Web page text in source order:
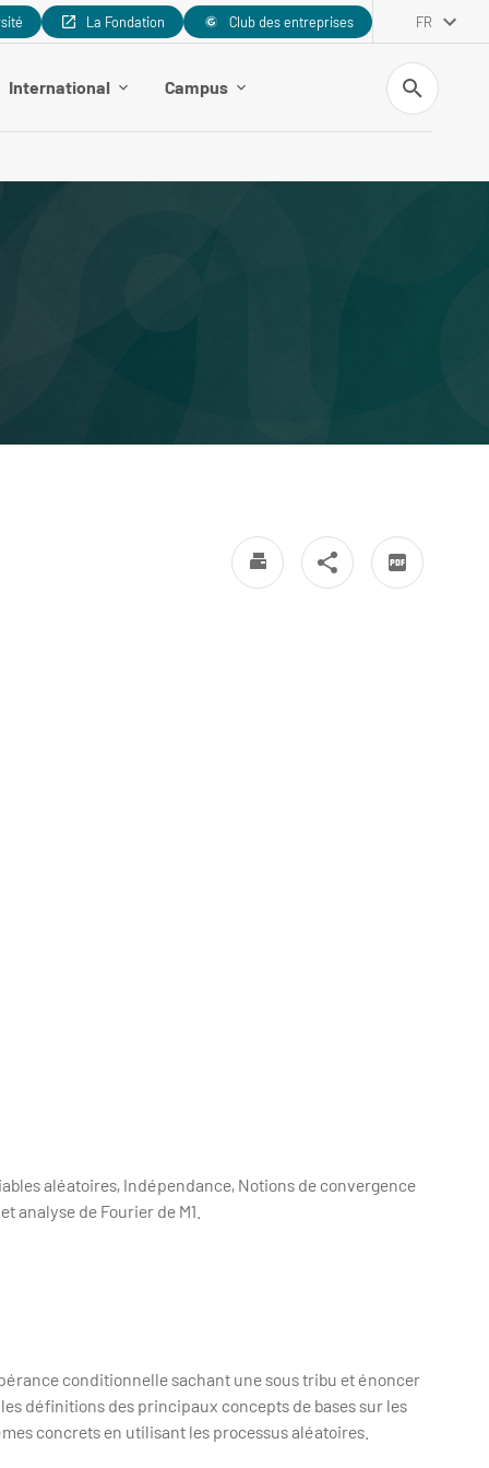
La Fondation Club des entreprises FR
International Campus
Recherche
aléatoires, Indépendance, Notions de convergence
de Fourier de M1.
conditionnelle sachant une sous tribu et énoncer
définitions des principaux concepts de bases sur les
concrets en utilisant les processus aléatoires.